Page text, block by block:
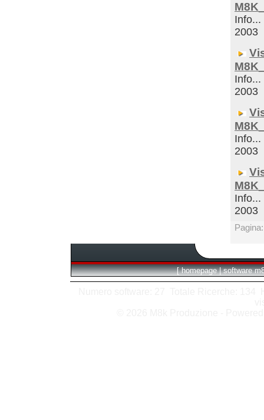
Info...
2003
Info...
2003
Info...
2003
Info...
2003
[ homepage | software